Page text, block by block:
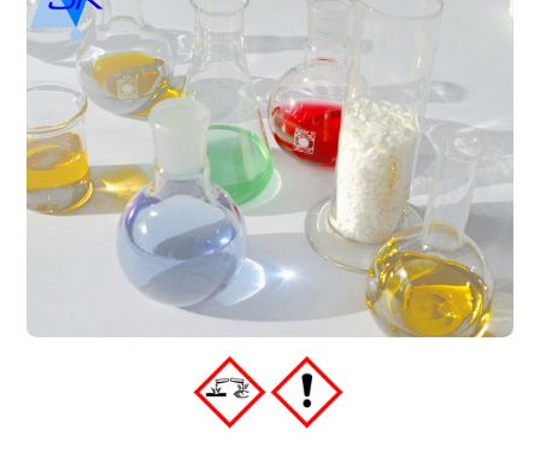
Lohnabfüllung Gefahrgut in Flaschen
Lohnabfüllung in Flaschen
Lohnabfüllung Kleingebinde
Lohnabfüllung Kleingebinde Feststoffe
Lohnabfüllung von Feststoffen in Beutel
Lohnabfüllung von Feststoffen in Deckelfässer
Lohnabfüllung von Feststoffen in Eimer
Lohnabfüllung von Fetten und Pasten
Lohnherstellung von chemisch-technischen Produkten
Lohnherstellung von Emulgatoren
Lohnherstellung von öligen Produkten
Lohnherstellung von Produkten auf Lösemittelbasis
Lohnherstellung von Reinigern
Lohnherstellung von Schmierstoffadditiven
Lohnherstellung von Wasserbehandlungsmitteln
Lohnherstellung von wässrigen Produkten